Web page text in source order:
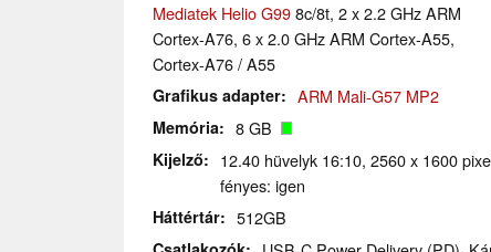
Mediatek Helio G998c/8t, 2 x 2.2 GHz ARM
Cortex-A76, 6 x 2.0 GHz ARM Cortex-A55,
Cortex-A76 / A55
Grafikus adapter ARM Mali-G57 MP2
Memória 8 GB
Kijelző
12.40 hüvelyk 16:10, 2560 x 1600
fényes: igen
Háttértár 512GB